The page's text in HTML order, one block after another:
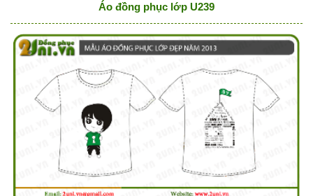
Áo đồng phục lớp U239